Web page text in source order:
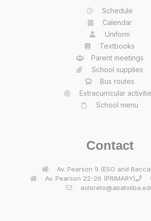
Schedule
Calendar
Uniform
Textbooks
Parent meetings
School supplies
Bus routes
Extracurricular
School menu
Contact
Av. Pearson 9 (ESO and
Av. Pearson 22-26 (PRIMARY)